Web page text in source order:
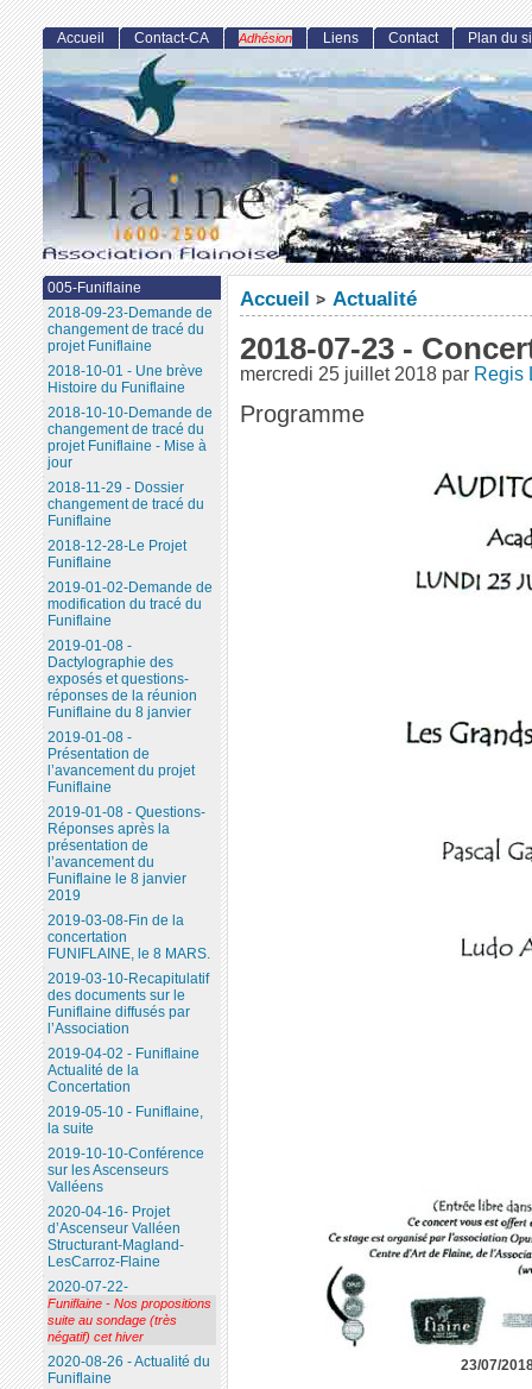
Accueil > Actualité
2018-07-23 -
mercredi 25 juillet 2018 par Regis
Programme
23/07/
Accueil Contact-CA Adhésion Liens Contact Plan du
005-Funiflaine
2018-09-23-Demande de
changement de tracé du
projet Funiflaine
2018-10-01 - Une brève
Histoire du Funiflaine
2018-10-10-Demande de
changement de tracé du
projet Funiflaine - Mise à
jour
2018-11-29 - Dossier
changement de tracé du
Funiflaine
2018-12-28-Le Projet
Funiflaine
2019-01-02-Demande de
modification du tracé du
Funiflaine
2019-01-08 -
Dactylographie des
exposés et questions-
réponses de la réunion
Funiflaine du 8 janvier
2019-01-08 -
Présentation de
l’avancement du projet
Funiflaine
2019-01-08 - Questions-
Réponses après la
présentation de
l’avancement du
Funiflaine le 8 janvier
2019
2019-03-08-Fin de la
concertation
FUNIFLAINE, le 8 MARS.
2019-03-10-Recapitulatif
des documents sur le
Funiflaine diffusés par
l’Association
2019-04-02 - Funiflaine
Actualité de la
Concertation
2019-05-10 - Funiflaine,
la suite
2019-10-10-Conférence
sur les Ascenseurs
Valléens
2020-04-16- Projet
d’Ascenseur Valléen
Structurant-Magland-
LesCarroz-Flaine
2020-07-22-
Funiflaine - Nos propositions
suite au sondage (très
négatif) cet hiver
2020-08-26 - Actualité du
Funiflaine